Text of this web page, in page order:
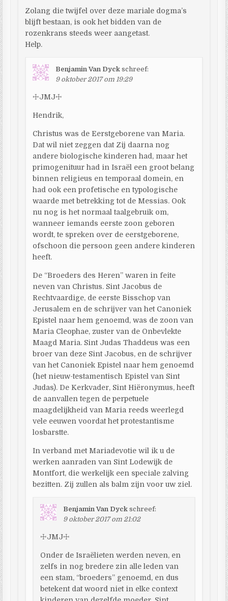
Zolang die twijfel over deze mariale dogma’s
blijft bestaan, is ook het bidden van de
rozenkrans steeds weer aangetast.
Help.
Benjamin Van Dyck schreef:
9 oktober 2017 om 19:29
☩JMJ☩
Hendrik,
Christus was de Eerstgeborene van Maria.
Dat wil niet zeggen dat Zij daarna nog
andere biologische kinderen had, maar het
primogenituur had in Israël een groot belang
binnen religieus en temporaal domein, en
had ook een profetische en typologische
waarde met betrekking tot de Messias. Ook
nu nog is het normaal taalgebruik om,
wanneer iemands eerste zoon geboren
wordt, te spreken over de eerstgeborene,
ofschoon die persoon geen andere kinderen
heeft.
De “Broeders des Heren” waren in feite
neven van Christus. Sint Jacobus de
Rechtvaardige, de eerste Bisschop van
Jerusalem en de schrijver van het Canoniek
Epistel naar hem genoemd, was de zoon van
Maria Cleophae, zuster van de Onbevlekte
Maagd Maria. Sint Judas Thaddeus was een
broer van deze Sint Jacobus, en de schrijver
van het Canoniek Epistel naar hem genoemd
(het nieuw-testamentisch Epistel van Sint
Judas). De Kerkvader, Sint Hiëronymus, heeft
de aanvallen tegen de perpetuele
maagdelijkheid van Maria reeds weerlegd
vele eeuwen voordat het protestantisme
losbarstte.
In verband met Mariadevotie wil ik u de
werken aanraden van Sint Lodewijk de
Montfort, die werkelijk een speciale zalving
bezitten. Zij zullen als balm zijn voor uw ziel.
Benjamin Van Dyck schreef:
9 oktober 2017 om 21:02
☩JMJ☩
Onder de Israëlieten werden neven, en
zelfs in nog bredere zin alle leden van
een stam, “broeders” genoemd, en dus
betekent dat woord niet in elke context